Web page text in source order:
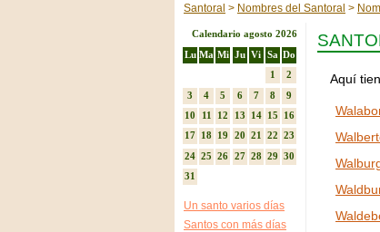
Santoral Nombres del Santoral
Aquí
Calendario agosto 2026
Lu Ma Mi Ju Vi Sa Do
1
2
3
4 5 6 7 8
9
10
11 12 13 14 15
16
17 18 19 20 21 22
23
24 25 26 27 28 29
30
31
Un santo varios días
Santos con más días